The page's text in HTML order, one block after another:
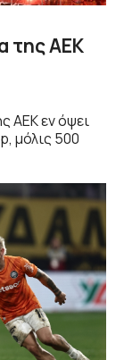
της ΑΕΚ
ΑΕΚ εν όψει
μόλις 500